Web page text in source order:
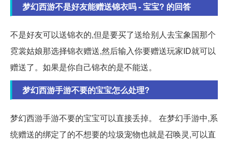
梦幻西游不是好友能赠送锦衣吗 - 宝宝? 的回答
不是好友可以送锦衣的,但是要买了送给别人去宝象国那个
霓裳姑娘那选择锦衣赠送,然后输入你要赠送玩家ID就可以
赠送了。如果是你自己锦衣的是不能送。
梦幻西游手游不要的宝宝怎么处理?
梦幻西游手游不要的宝宝可以直接丢掉。 在梦幻手游中,系
统赠送的绑定了的不想要的垃圾宠物也就是召唤灵,可以直